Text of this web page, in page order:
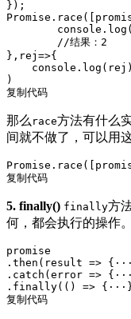
Promise
console
//结果：2
}, rej =>{
console
复制代码
那么 race方法有什么
间就不做了，可以用
Promise
复制代码
5. finally() finally方
何，都会执行的操作
promise
.then( result =>
.catch(error =>
.finally( () =>
复制代码